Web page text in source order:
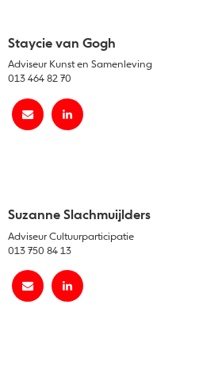
Staycie van Gogh
Adviseur Kunst en Samenleving
013 464 82 70
Suzanne Slachmuijlders
Adviseur Cultuurparticipatie
013 750 84 13